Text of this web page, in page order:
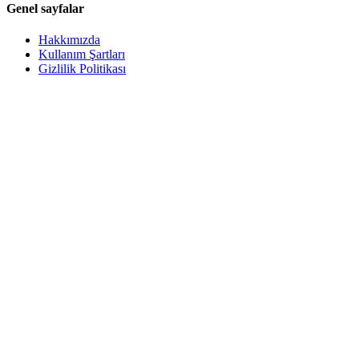
Genel sayfalar
Hakkımızda
Kullanım Şartları
Gizlilik Politikası